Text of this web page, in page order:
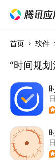
首页 软件
“时间规